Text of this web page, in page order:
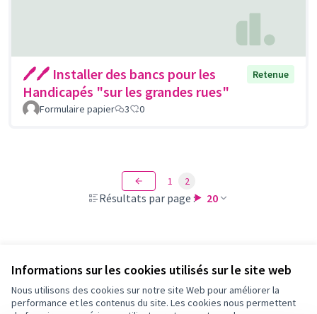
Informations sur les cookies utilisés sur le site web
Nous utilisons des cookies sur notre site Web pour améliorer la
performance et les contenus du site. Les cookies nous permettent
🖊🖊 Installer des bancs pour les
Handicapés "sur les grandes rues"
Retenue
Formulaire papier 3 0
Résultats par page : 20
1 2
Conditions d'utilisation